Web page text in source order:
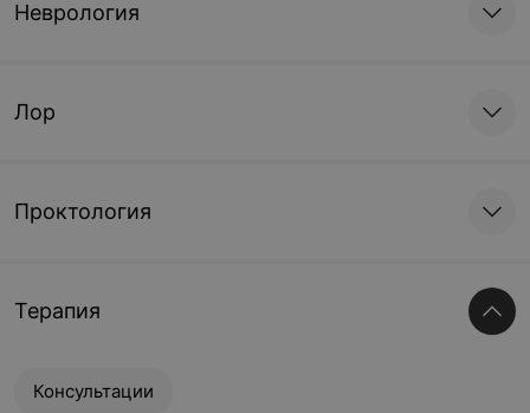
Неврология
Лор
Проктология
Терапия
Консультации